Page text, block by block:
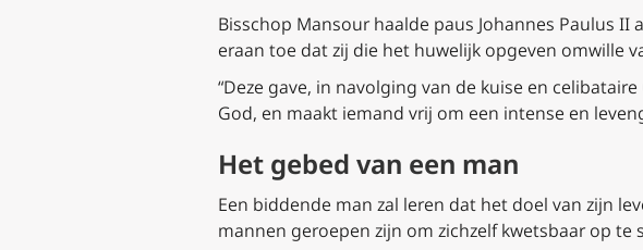
Bisschop Mansour haalde paus Johannes Paulus II
eraan toe dat zij die het huwelijk opgeven omwille
“Deze gave, in navolging van de kuise en
God, en maakt iemand vrij om een intense en
Het gebed van een man
Een biddende man zal leren dat het doel van zijn
mannen geroepen zijn om zichzelf kwetsbaar op te